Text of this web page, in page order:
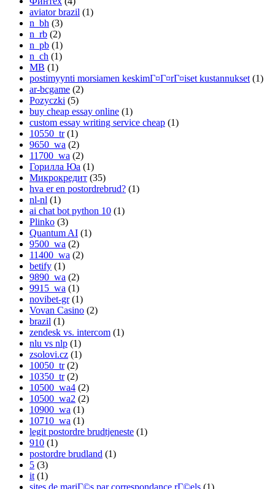
aviator brazil (1)
n_bh (3)
n_rb (2)
n_pb (1)
n_ch (1)
MB (1)
postimyynti morsiamen keskimГ¤Г¤rГ¤iset kustannukset (1)
ar-bcgame (2)
Pozyczki (5)
buy cheap essay online (1)
custom essay writing service cheap (1)
10550_tr(1)
9650_wa (2)
11700_wa (2)
Горилла Юа (1)
Микрокредит (35)
hva er en postordrebrud? (1)
nl-nl (1)
ai chat bot python 10 (1)
Plinko (3)
Quantum AI (1)
9500_wa (2)
11400_wa (2)
betify (1)
9890_wa (2)
9915_wa (1)
novibet-gr(1)
Vovan Casino (2)
brazil (1)
zendesk vs. intercom (1)
nlu vs nlp (1)
zsolovi.cz (1)
10050_tr(2)
10350_tr(2)
10500_wa4 (2)
10500_wa2 (2)
10900_wa (1)
10710_wa (1)
legit postordre brudtjeneste (1)
910 (1)
postordre brudland (1)
5 (3)
it (1)
sites de mariГ©s par correspondance rГ©els (1)